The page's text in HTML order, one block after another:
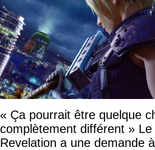
« Ça pourrait être quelque
complètement différent »
Revelation a une demande